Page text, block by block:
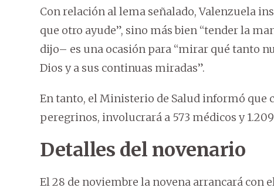
Con relación al lema señalado, Valenzuela
que otro ayude”, sino más bien “tender la
dijo– es una ocasión para “mirar qué tanto
Dios y a sus continuas miradas”.
En tanto, el Ministerio de Salud informó que
peregrinos, involucrará a 573 médicos y
Detalles del novenario
El 28 de noviembre la novena arrancará con